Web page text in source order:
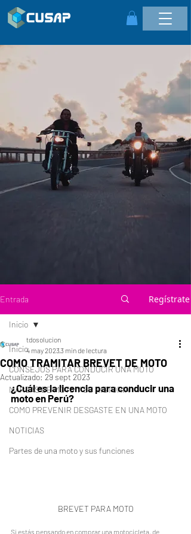
Entrada Regístrate
Inicio
CONSEJOS PARA CONDUCIR UNA MOTO
MARCAS DE MOTO Y SU HISTORIA
COMO PREVENIR DESGASTE EN UNA MOTO
NOTICIAS
Partes de una moto y sus funciones
Inicio
COMO TRAMITAR BREVET DE MOTO
tdosolucion
4 may 20233 min de lectura
Actualizado: 29 sept 2023
¿Cuál es la licencia para conducir una
moto en Perú?
BREVET PARA MOTO
Si estás pensando en comprar una motocicleta, de